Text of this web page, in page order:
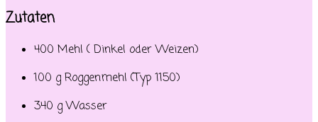
Zutaten
400 Mehl ( Dinkel oder Weizen)
100 g Roggenmehl (Typ 1150)
340 g Wasser